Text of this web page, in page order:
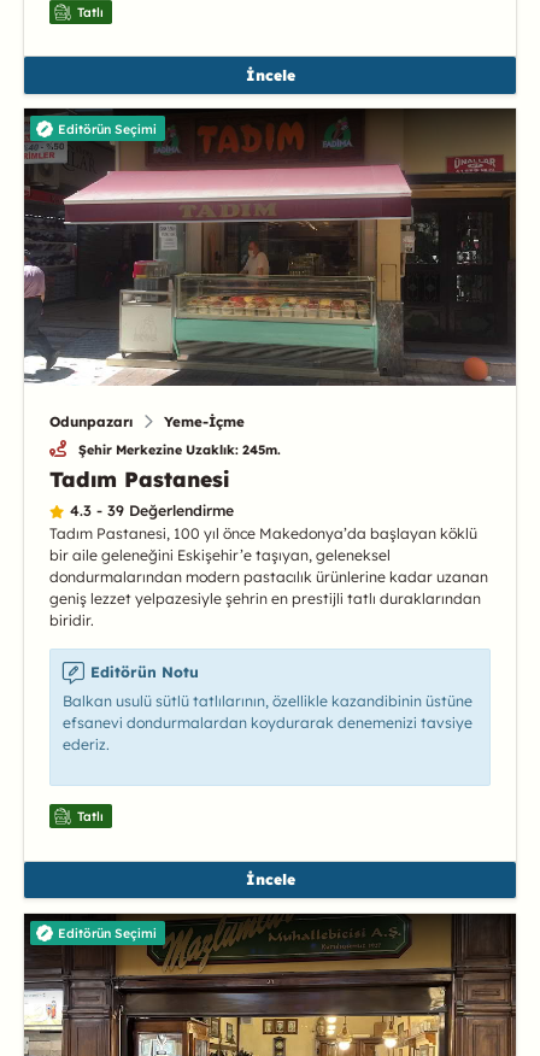
Tatlı
İncele
Editörün Seçimi
Odunpazarı Yeme-İçme
Şehir Merkezine Uzaklık: 245m.
Tadım Pastanesi
4.3 - 39 Değerlendirme
Tadım Pastanesi, 100 yıl önce Makedonya’da başlayan köklü
bir aile geleneğini Eskişehir’e taşıyan, geleneksel
dondurmalarından modern pastacılık ürünlerine kadar uzanan
geniş lezzet yelpazesiyle şehrin en prestijli tatlı duraklarından
biridir.
Editörün Notu
Balkan usulü sütlü tatlılarının, özellikle kazandibinin üstüne
efsanevi dondurmalardan koydurarak denemenizi tavsiye
ederiz.
Tatlı
İncele
Editörün Seçimi